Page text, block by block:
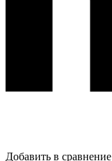
Добавить в сравнение